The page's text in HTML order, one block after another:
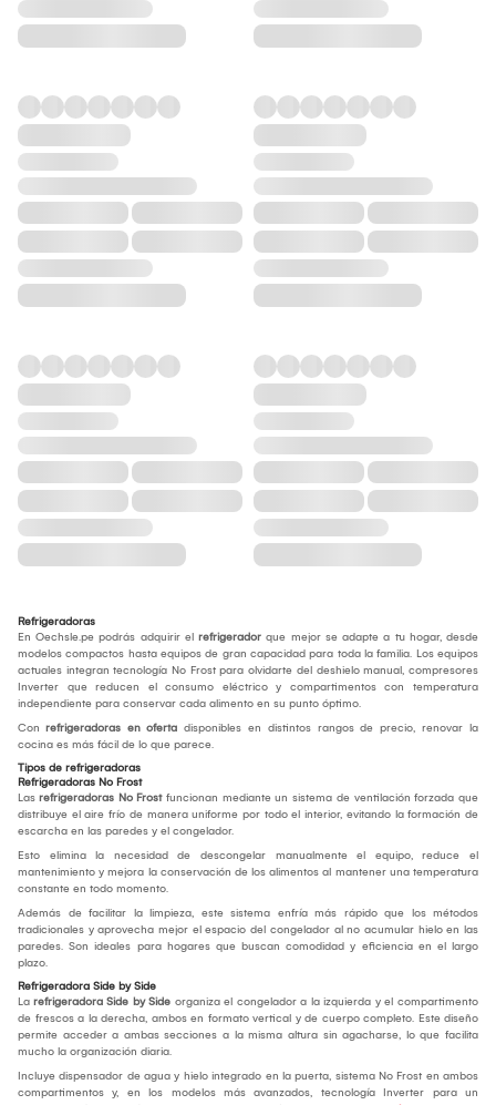
Refrigeradoras
En Oechsle.pe podrás adquirir el refrigerador que mejor se adapte a tu hogar, desde
modelos compactos hasta equipos de gran capacidad para toda la familia. Los equipos
actuales integran tecnología No Frost para olvidarte del deshielo manual, compresores
Inverter que reducen el consumo eléctrico y compartimentos con temperatura
independiente para conservar cada alimento en su punto óptimo.
Con refrigeradoras en oferta disponibles en distintos rangos de precio, renovar la
cocina es más fácil de lo que parece.
Tipos de refrigeradoras
Refrigeradoras No Frost
Las refrigeradoras No Frostfuncionan mediante un sistema de ventilación forzada que
distribuye el aire frío de manera uniforme por todo el interior, evitando la formación de
escarcha en las paredes y el congelador.
Esto elimina la necesidad de descongelar manualmente el equipo, reduce el
mantenimiento y mejora la conservación de los alimentos al mantener una temperatura
constante en todo momento.
Además de facilitar la limpieza, este sistema enfría más rápido que los métodos
tradicionales y aprovecha mejor el espacio del congelador al no acumular hielo en las
paredes. Son ideales para hogares que buscan comodidad y eficiencia en el largo
plazo.
Refrigeradora Side by Side
La refrigeradora Side by Side organiza el congelador a la izquierda y el compartimento
de frescos a la derecha, ambos en formato vertical y de cuerpo completo. Este diseño
permite acceder a ambas secciones a la misma altura sin agacharse, lo que facilita
mucho la organización diaria.
Incluye dispensador de agua y hielo integrado en la puerta, sistema No Frost en ambos
compartimentos y, en los modelos más avanzados, tecnología Inverter para un